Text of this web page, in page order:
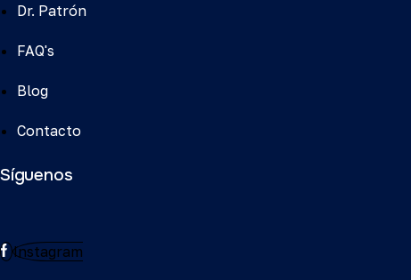
Dr. Patrón
FAQ's
Blog
Contacto
Síguenos
Instagram